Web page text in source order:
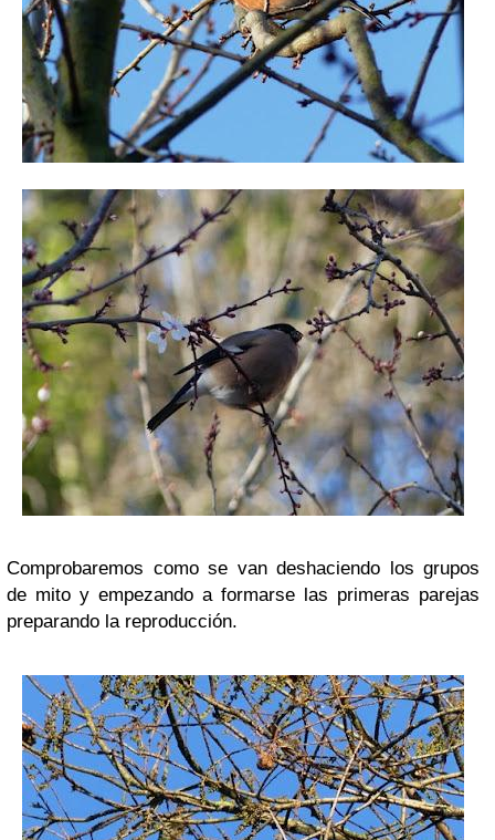
Comprobaremos como se van deshaciendo los grupos
de mito y empezando a formarse las primeras parejas
preparando la reproducción.